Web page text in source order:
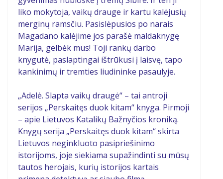
liko mokytoja, vaikų drauge ir kartu kalėjusių
merginų ramsčiu. Pasislėpusios po narais
Magadano kalėjime jos parašė maldaknygę
Marija, gelbėk mus! Toji rankų darbo
knygutė, paslaptingai ištrūkusi į laisvę, tapo
kankinimų ir tremties liudininke pasaulyje.
„Adelė. Slapta vaikų draugė“ – tai antroji
serijos „Perskaitęs duok kitam“ knyga. Pirmoji
– apie Lietuvos Katalikų Bažnyčios kroniką.
Knygų serija „Perskaitęs duok kitam“ skirta
Lietuvos neginkluoto pasipriešinimo
istorijoms, joje siekiama supažindinti su mūsų
tautos herojais, kurių istorijos kartais